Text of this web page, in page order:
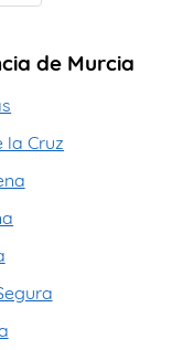
de Murcia
la Cruz